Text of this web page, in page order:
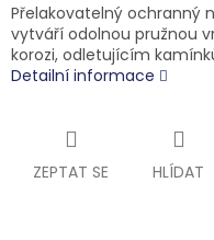
Přelakovatelný ochranný
vytváří odolnou pružnou
korozi, odletujícím
Detailní informace
ZEPTAT SE HLÍDAT